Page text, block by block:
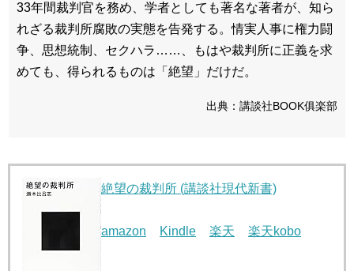
33年間裁判官を務め、学者としても著名な著者が、知ら
れざる裁判所腐敗の実態を告発する。情実人事に権力闘
争、思想統制、セクハラ……、もはや裁判所に正義を求
めても、得られるものは「絶望」だけだ。
出典：講談社BOOK俱楽部
絶望の裁判所 (講談社現代新書)
amazon Kindle 楽天 楽天kobo